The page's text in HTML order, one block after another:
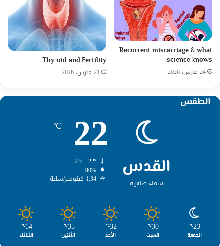
Recurrent miscarriage & what
science knows
24 مارس، 2026
Thyroid and Fertility
21 مارس، 2026
الطقس
القدس
سماء صافية
22
℃
90%
1.34 كيلومتر/ساعة
23
℃
الجمعة
30
℃
السبت
32
℃
الأحد
35
℃
الأثنين
34
℃
الثلاثاء